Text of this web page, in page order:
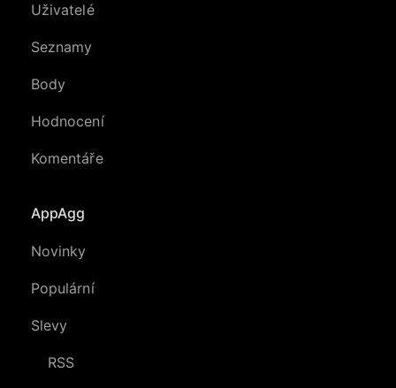
Uživatelé
Seznamy
Body
Hodnocení
Komentáře
AppAgg
Novinky
Populární
Slevy
RSS